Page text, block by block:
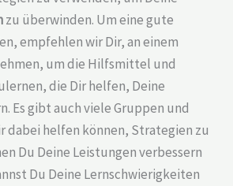
zu überwinden. Um eine gute
empfehlen wir Dir, an einem
um die Hilfsmittel und
die Dir helfen, Deine
Es gibt auch viele Gruppen und
dabei helfen können, Strategien zu
Du Deine Leistungen verbessern
Du Deine Lernschwierigkeiten